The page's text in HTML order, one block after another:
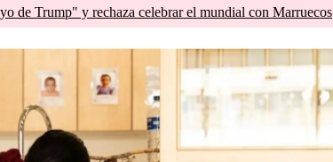
de Trump" y rechaza celebrar el mundial con Marruecos